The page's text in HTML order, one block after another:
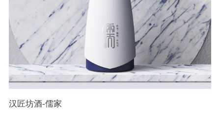
汉匠坊酒-儒家